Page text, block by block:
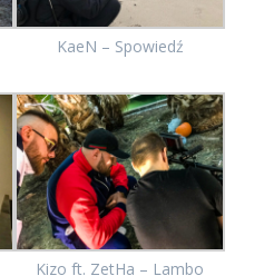
KaeN – Spowiedź
Kizo ft. ZetHa – Lambo